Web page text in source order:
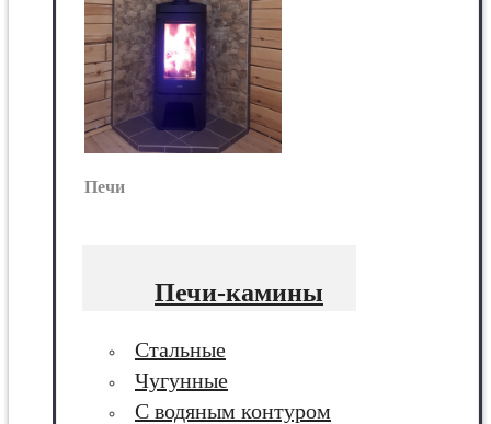
Печи
Печи-камины
Стальные
Чугунные
С водяным контуром